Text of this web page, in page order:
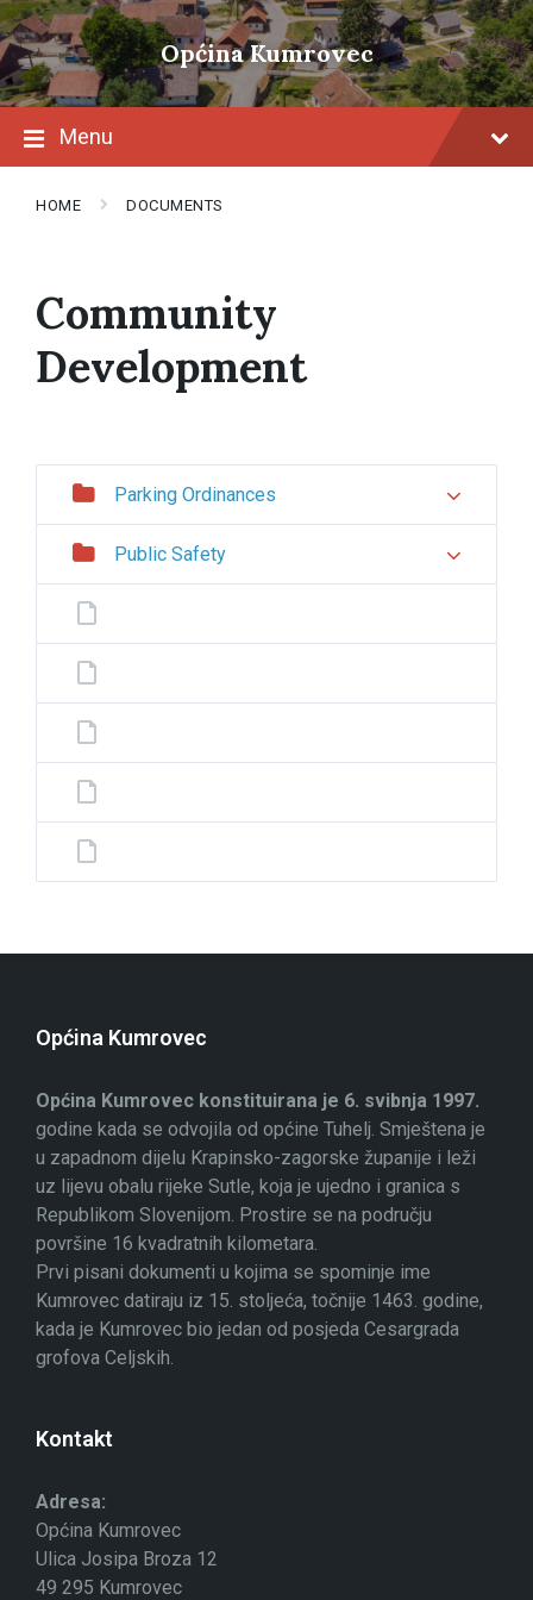
Skip
to
content
Skip
to
main
navigation
Skip
to
footer
Općina Kumrovec
Menu
HOME DOCUMENTS
Community
Development
Parking Ordinances
Public Safety
Općina Kumrovec
Općina Kumrovec konstituirana je 6. svibnja 1997.
godine kada se odvojila od općine Tuhelj. Smještena je
u zapadnom dijelu Krapinsko-zagorske županije i leži
uz lijevu obalu rijeke Sutle, koja je ujedno i granica s
Republikom Slovenijom. Prostire se na području
površine 16 kvadratnih kilometara.
Prvi pisani dokumenti u kojima se spominje ime
Kumrovec datiraju iz 15. stoljeća, točnije 1463. godine,
kada je Kumrovec bio jedan od posjeda Cesargrada
grofova Celjskih.
Kontakt
Adresa:
Općina Kumrovec
Ulica Josipa Broza 12
49 295 Kumrovec